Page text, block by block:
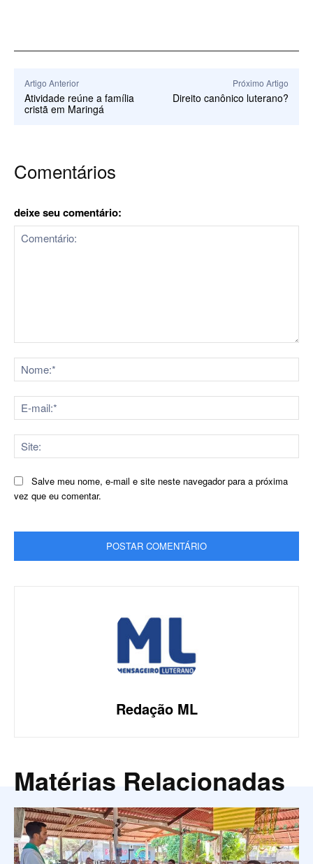
Artigo Anterior
Atividade reúne a família
cristã em Maringá
Próximo Artigo
Direito canônico luterano?
Comentários
deixe seu comentário:
Salve meu nome, e-mail e site neste navegador para a próxima
vez que eu comentar.
Redação ML
Matérias Relacionadas